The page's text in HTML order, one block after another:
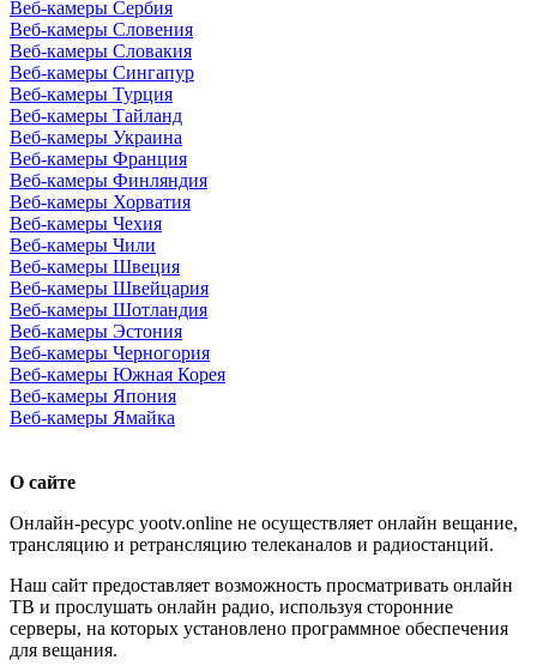
Веб-камеры Сербия
Веб-камеры Словения
Веб-камеры Словакия
Веб-камеры Сингапур
Веб-камеры Турция
Веб-камеры Тайланд
Веб-камеры Украина
Веб-камеры Франция
Веб-камеры Финляндия
Веб-камеры Хорватия
Веб-камеры Чехия
Веб-камеры Чили
Веб-камеры Швеция
Веб-камеры Швейцария
Веб-камеры Шотландия
Веб-камеры Эстония
Веб-камеры Черногория
Веб-камеры Южная Корея
Веб-камеры Япония
Веб-камеры Ямайка
О сайте
Онлайн-ресурс yootv.online не осуществляет онлайн вещание,
трансляцию и ретрансляцию телеканалов и радиостанций.
Наш сайт предоставляет возможность просматривать онлайн
ТВ и прослушать онлайн радио, используя сторонние
серверы, на которых установлено программное обеспечения
для вещания.